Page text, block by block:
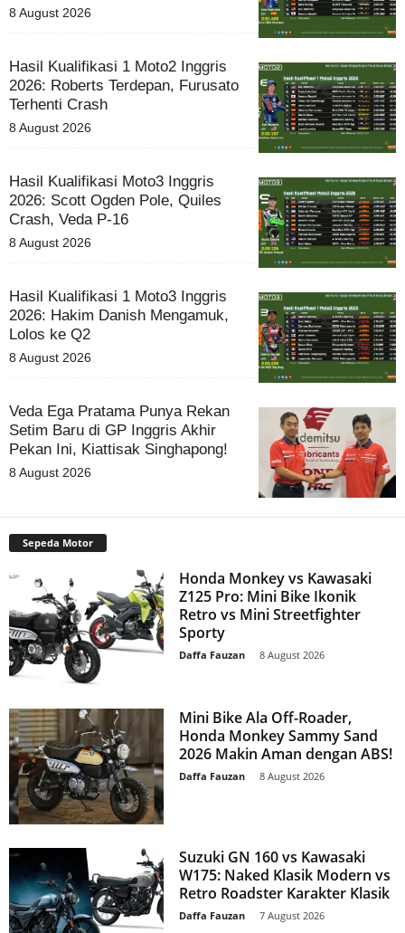
8 August 2026
Hasil Kualifikasi 1 Moto2 Inggris
2026: Roberts Terdepan, Furusato
Terhenti Crash
8 August 2026
Hasil Kualifikasi Moto3 Inggris
2026: Scott Ogden Pole, Quiles
Crash, Veda P-16
8 August 2026
Hasil Kualifikasi 1 Moto3 Inggris
2026: Hakim Danish Mengamuk,
Lolos ke Q2
8 August 2026
Veda Ega Pratama Punya Rekan
Setim Baru di GP Inggris Akhir
Pekan Ini, Kiattisak Singhapong!
8 August 2026
Sepeda Motor
Honda Monkey vs Kawasaki
Z125 Pro: Mini Bike Ikonik
Retro vs Mini Streetfighter
Sporty
Daffa Fauzan 8 August 2026
Mini Bike Ala Off-Roader,
Honda Monkey Sammy Sand
2026 Makin Aman dengan ABS!
Daffa Fauzan 8 August 2026
Suzuki GN 160 vs Kawasaki
W175: Naked Klasik Modern vs
Retro Roadster Karakter Klasik
Daffa Fauzan 7 August 2026